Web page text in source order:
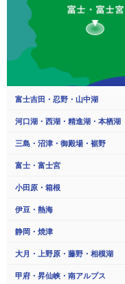
富士吉田・忍野・山中湖
河口湖・西湖・精進湖・本栖湖
三島・沼津・御殿場・裾野
富士・富士宮
小田原・箱根
伊豆・熱海
静岡・焼津
大月・上野原・藤野・相模湖
甲府・昇仙峡・南アルプス